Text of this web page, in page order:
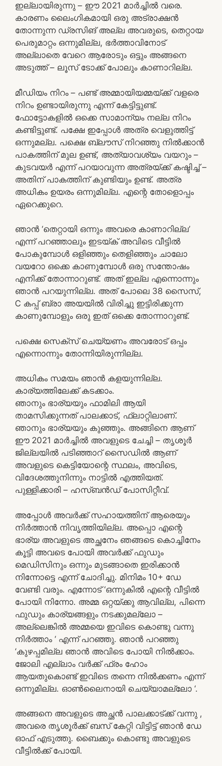
ഇല്ലായിരുന്നു – ഈ 2021 മാർച്ചിൽ വരെ.
കാരണം ലൈംഗികമായി ഒരു അട്രാക്ഷൻ
തോന്നുന്ന ഡ്രസിങ് അല്ല അവരുടെ, തെറ്റായ
പെരുമാറ്റം ഒന്നുമില്ല, ഭർത്താവിനോട്
അല്ലാതെ വേറെ ആരോടും ഒട്ടും അങ്ങനെ
അടുത്ത് – ലൂസ് ടോക്ക് പോലും കാണാറില്ല.
മീഡിയം നിറം – പണ്ട് അമ്മായിയമ്മയ്ക്ക് വളരെ
നിറം ഉണ്ടായിരുന്നു എന്ന് കേട്ടിട്ടുണ്ട്.
ഫോട്ടോകളിൽ ഒക്കെ സാമാന്യം നല്ല നിറം
കണ്ടിട്ടുണ്ട്. പക്ഷേ ഇപ്പോൾ അത്ര വെളുത്തിട്ട്
ഒന്നുമല്ല. പക്ഷെ ബ്ലൗസ് നിറഞ്ഞു നിൽക്കാൻ
പാകത്തിന് മുല ഉണ്ട്, അത്യാവശ്യം വയറും –
കുടവയർ എന്ന് പറയാവുന്ന അത്രയ്ക്ക് കഷ്ടിച്ച് –
അതിന് പാകത്തിന് കുണ്ടിയും ഉണ്ട്. അത്ര
അധികം ഉയരം ഒന്നുമില്ല. എന്റെ തോളൊപ്പം
ഏറെക്കുറെ.
ഞാൻ ‘തെറ്റായി ഒന്നും അവരെ കാണാറില്ല’
എന്ന് പറഞ്ഞാലും ഇടയ്‌ക് അവിടെ വീട്ടിൽ
പോകുമ്പോൾ ഒളിഞ്ഞും തെളിഞ്ഞും ചാലോ
വയറോ ഒക്കെ കാണുമ്പോൾ ഒരു സന്തോഷം
എനിക്ക് തോന്നാറുണ്ട്. അത് ഇല്ല എന്നൊന്നും
ഞാൻ പറയുന്നില്ല. അത് പോലെ 38 സൈസ്,
C കപ്പ്‌ ബ്രാ അയയിൽ വിരിച്ചു ഇട്ടിരിക്കുന്ന
കാണുമ്പോളും ഒരു ഇത് ഒക്കെ തോന്നാറുണ്ട്.
പക്ഷെ സെക്സ് ചെയ്യണം അവരോട് ഒപ്പം
എന്നൊന്നും തോന്നിയിരുന്നില്ല.
അധികം സമയം ഞാൻ കളയുന്നില്ല.
കാര്യത്തിലേക്ക് കടക്കാം.
ഞാനും ഭാര്യയും ഫാമിലി ആയി
താമസിക്കുന്നത് പാലക്കാട്, ഫ്ലാറ്റിലാണ്.
ഞാനും ഭാര്യയും കുഞ്ഞും. അങ്ങിനെ ആണ്
ഈ 2021 മാർച്ചിൽ അവളുടെ ചേച്ചി – തൃശൂർ
ജില്ലയിൽ പടിഞ്ഞാറ് സൈഡിൽ ആണ്
അവളുടെ കെട്ടിയോന്റെ സ്ഥലം, അവിടെ,
വിദേശത്തുനിന്നും നാട്ടിൽ എത്തിയത്.
പുള്ളിക്കാരി – ഹസ്ബൻഡ് പോസിറ്റീവ്.
അപ്പോൾ അവർക്ക് സഹായത്തിന് ആരെയും
നിർത്താൻ നിവൃത്തിയില്ല. അപ്പൊ എന്റെ
ഭാര്യ അവളുടെ അച്ഛനേം ഞങ്ങടെ കൊച്ചിനേം
കൂട്ടി അവടെ പോയി അവർക്ക് ഫുഡും
മെഡിസിനും ഒന്നും മുടങ്ങാതെ ഇരിക്കാൻ
നിന്നോട്ടെ എന്ന് ചോദിച്ചു. മിനിമം 10+ ഡേ
വേണ്ടി വരും. എന്നോട് ‘ഒന്നുകിൽ എന്റെ വീട്ടിൽ
പോയി നിന്നോ. അമ്മ ഒറ്റയ്ക്കു ആവില്ല, പിന്നെ
ഫുഡും കാര്യങ്ങളും നടക്കുമല്ലോ –
അല്ലെങ്കിൽ അമ്മയെ ഇവിടെ കൊണ്ടു വന്നു
നിർത്താം ‘ എന്ന് പറഞ്ഞു. ഞാൻ പറഞ്ഞു
‘കുഴപ്പമില്ല ഞാൻ അവിടെ പോയി നിൽക്കാം.
ജോലി എല്ലാം വർക്ക് ഫ്രം ഹോം
ആയതുകൊണ്ട് ഇവിടെ തന്നെ നിൽക്കണം എന്ന്
ഒന്നുമില്ല. ഓൺലൈനായി ചെയ്യാമല്ലോ ‘.
അങ്ങനെ അവളുടെ അച്ഛൻ പാലക്കാട്‌ക്ക് വന്നു ,
അവരെ തൃശൂർക്ക് ബസ് കേറ്റി വിട്ടിട്ട് ഞാൻ ഡേ
ഓഫ്‌ എടുത്തു. ബൈക്കും കൊണ്ടു അവളുടെ
വീട്ടിൽക്ക് പോയി.